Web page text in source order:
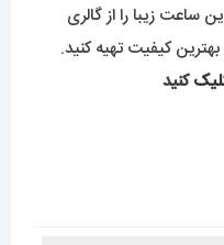
ساعت زیبا را از گالری
کیفیت تهیه کنید.
کنید